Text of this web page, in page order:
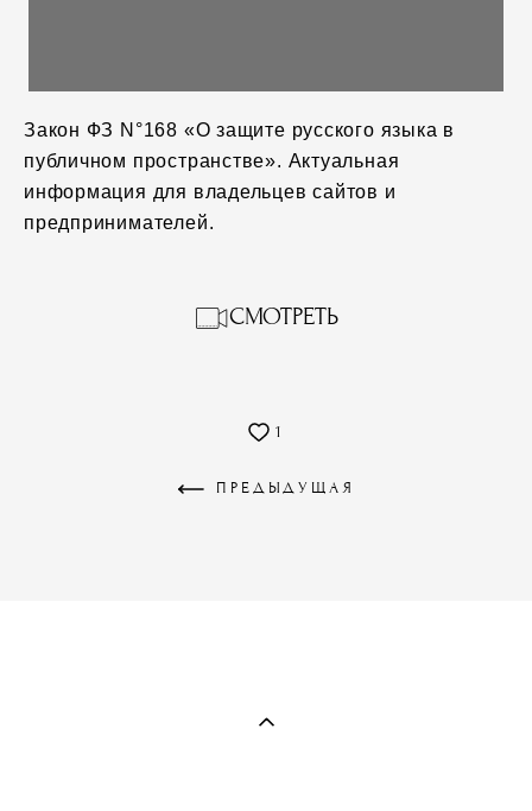
Закон ФЗ N°168 «О защите русского языка в
публичном пространстве». Актуальная
информация для владельцев сайтов и
предпринимателей.
СМОТРЕТЬ
1
ПРЕДЫДУЩАЯ